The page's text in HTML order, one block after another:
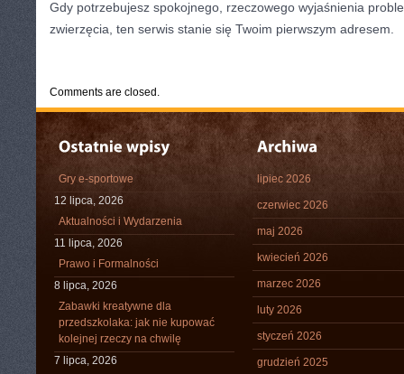
Gdy potrzebujesz spokojnego, rzeczowego wyjaśnienia
zwierzęcia, ten serwis stanie się Twoim pierwszym adresem.
Comments are closed.
Gry e-sportowe
12 lipca, 2026
Aktualności i Wydarzenia
11 lipca, 2026
Prawo i Formalności
8 lipca, 2026
Zabawki kreatywne dla
przedszkolaka: jak nie kupować
kolejnej rzeczy na chwilę
7 lipca, 2026
lipiec 2026
czerwiec 2026
maj 2026
kwiecień 2026
marzec 2026
luty 2026
styczeń 2026
grudzień 2025